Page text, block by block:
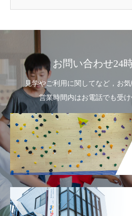
お問い合わせ24
見学やご利用に関してなど，お気
営業時間内はお電話でも受